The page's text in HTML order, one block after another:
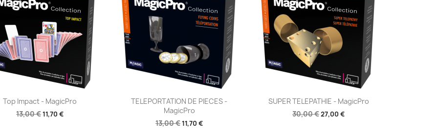
Aperçu rapide
Top Impact - MagicPro
13,00 €11,70 €
Aperçu rapide
TELEPORTATION DE PIECES -
MagicPro
13,00 €11,70 €
Aperçu rapide
SUPER TELEPATHIE - MagicPro
30,00 €27,00 €